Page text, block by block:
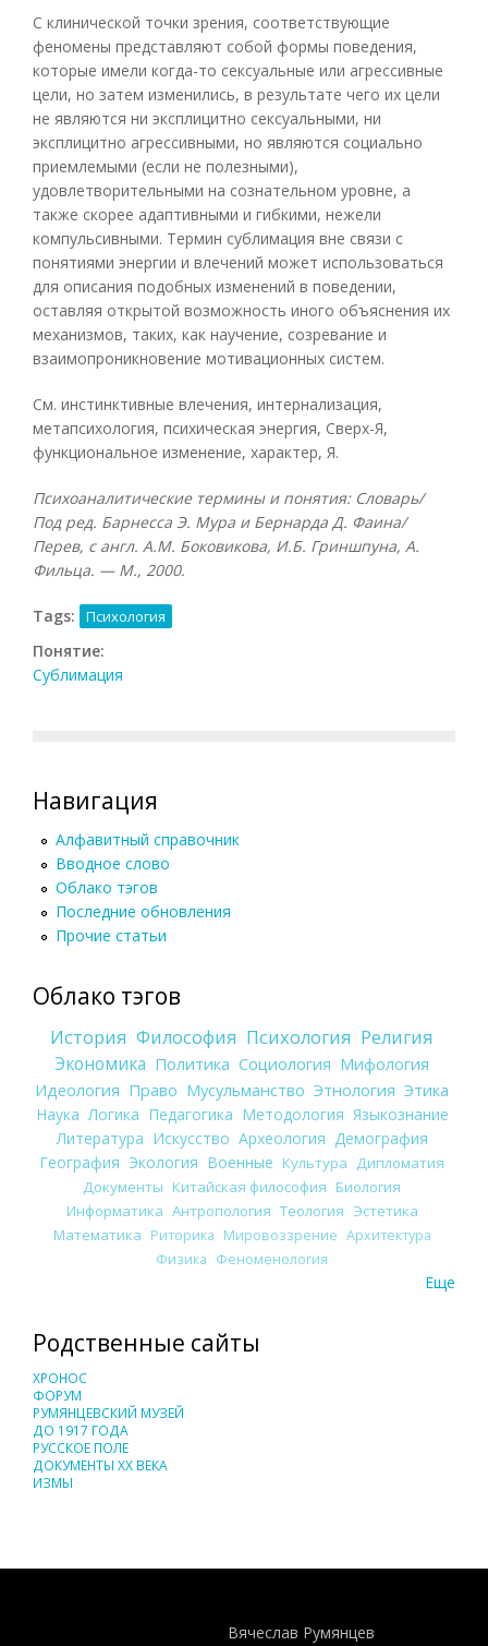
С клинической точки зрения, соответствующие
феномены представляют собой формы поведения,
которые имели когда-то сексуальные или агрессивные
цели, но затем изменились, в результате чего их цели
не являются ни эксплицитно сексуальными, ни
эксплицитно агрессивными, но являются социально
приемлемыми (если не полезными),
удовлетворительными на сознательном уровне, а
также скорее адаптивными и гибкими, нежели
компульсивными. Термин сублимация вне связи с
понятиями энергии и влечений может использоваться
для описания подобных изменений в поведении,
оставляя открытой возможность иного объяснения их
механизмов, таких, как научение, созревание и
взаимопроникновение мотивационных систем.
См. инстинктивные влечения, интернализация,
метапсихология, психическая энергия, Сверх-Я,
функциональное изменение, характер, Я.
Психоаналитические термины и понятия: Словарь/
Под ред. Барнесса Э. Мура и Бернарда Д. Фаина/
Перев, с англ. А.М. Боковикова, И.Б. Гриншпуна, А.
Фильца. — М., 2000.
Tags: Психология
Понятие:
Сублимация
Навигация
Алфавитный справочник
Вводное слово
Облако тэгов
Последние обновления
Прочие статьи
Облако тэгов
История Философия Психология Религия
Экономика Политика Социология Мифология
Идеология Право Мусульманство Этнология Этика
Наука Логика Педагогика Методология Языкознание
Литература Искусство Археология Демография
География Экология Военные Культура
Дипломатия
Документы Китайская философия Биология
Информатика Антропология Теология Эстетика
Математика Риторика Мировоззрение Архитектура
Физика Феноменология
Еще
Родственные сайты
ХРОНОС
ФОРУМ
РУМЯНЦЕВСКИЙ МУЗЕЙ
ДО 1917 ГОДА
РУССКОЕ ПОЛЕ
ДОКУМЕНТЫ XX ВЕКА
ИЗМЫ
Вячеслав Румянцев